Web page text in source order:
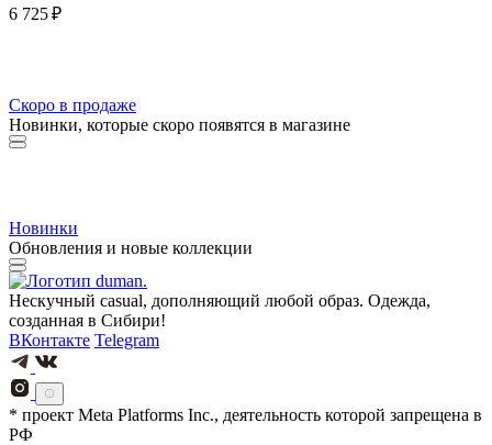
6 725 ₽
Скоро в продаже
Новинки, которые скоро появятся в магазине
Новинки
Обновления и новые коллекции
Нескучный casual, дополняющий любой образ. Одежда,
созданная в Сибири!
ВКонтакте Telegram
* проект Meta Platforms Inc., деятельность которой запрещена в
РФ